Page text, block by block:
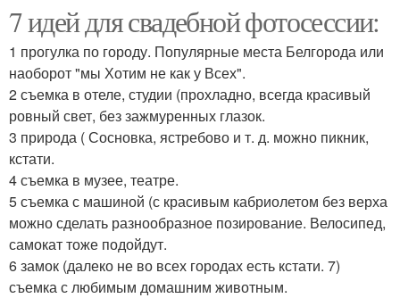
7 идей для свадебной фотосессии:
1 прогулка по городу. Популярные места Белгорода или
наоборот "мы Хотим не как у Всех".
2 съемка в отеле, студии (прохладно, всегда красивый
ровный свет, без зажмуренных глазок.
3 природа ( Сосновка, ястребово и т. д. можно пикник,
кстати.
4 съемка в музее, театре.
5 съемка с машиной (с красивым кабриолетом без верха
можно сделать разнообразное позирование. Велосипед,
самокат тоже подойдут.
6 замок (далеко не во всех городах есть кстати. 7)
съемка с любимым домашним животным.